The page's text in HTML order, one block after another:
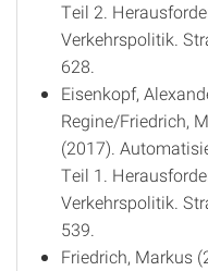
Teil 2.
Verkehrspolitik.
628.
Eisenkopf,
Regine/Friedrich,
(2017).
Teil 1.
Verkehrspolitik.
539.
Friedrich, Markus